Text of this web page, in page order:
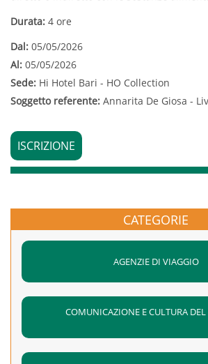
Durata: 4 ore
Dal: 05/05/2026
Al: 05/05/2026
Sede: Hi Hotel Bari - HO Collection
Soggetto referente: Annarita De Giosa -
ISCRIZIONE
CATEGORIE
AGENZIE DI VIAGGIO
COMUNICAZIONE E CULTURA DEL